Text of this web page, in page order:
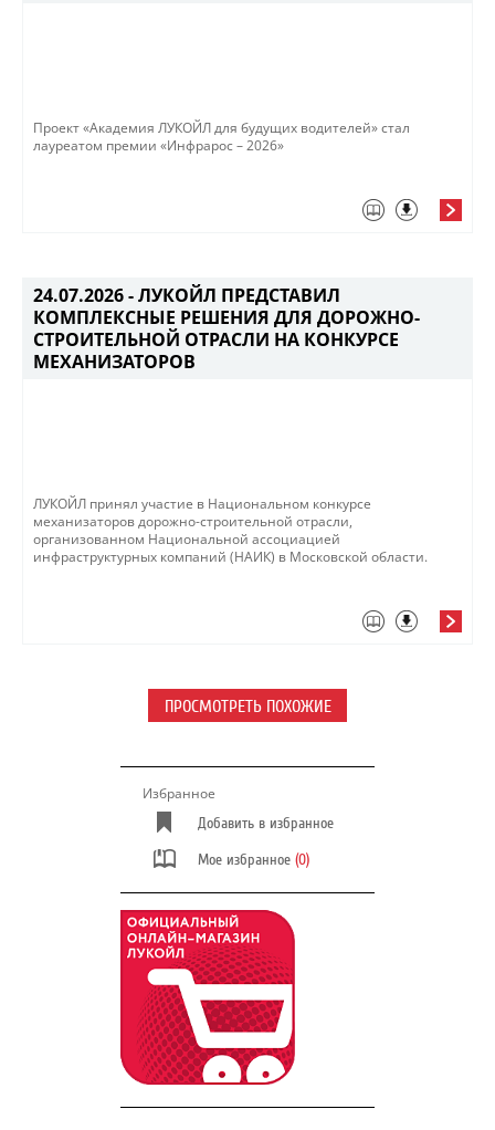
Проект «Академия ЛУКОЙЛ для будущих водителей» стал
лауреатом премии «Инфрарос – 2026»
24.07.2026 -ЛУКОЙЛ ПРЕДСТАВИЛ
КОМПЛЕКСНЫЕ РЕШЕНИЯ ДЛЯ ДОРОЖНО-
СТРОИТЕЛЬНОЙ ОТРАСЛИ НА КОНКУРСЕ
МЕХАНИЗАТОРОВ
ЛУКОЙЛ принял участие в Национальном конкурсе
механизаторов дорожно-строительной отрасли,
организованном Национальной ассоциацией
инфраструктурных компаний (НАИК) в Московской области.
ПРОСМОТРЕТЬ ПОХОЖИЕ
Избранное
Добавить в избранное
Мое избранное (0)